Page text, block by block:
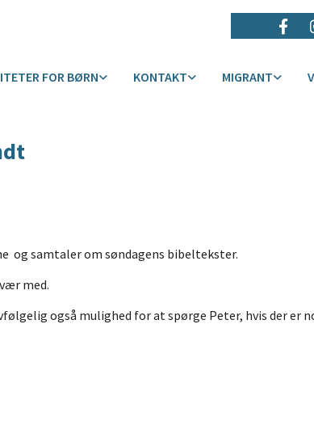
FOR BØRN KONTAKT MIGRANT
og samtaler om søndagens bibeltekster.
med.
også mulighed for at spørge Peter, hvis der er